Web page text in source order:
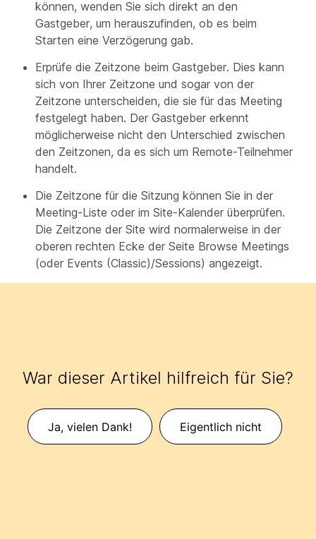
können, wenden Sie sich direkt an den
Gastgeber, um herauszufinden, ob es beim
Starten eine Verzögerung gab.
Erprüfe die Zeitzone beim Gastgeber. Dies kann
sich von Ihrer Zeitzone und sogar von der
Zeitzone unterscheiden, die sie für das Meeting
festgelegt haben. Der Gastgeber erkennt
möglicherweise nicht den Unterschied zwischen
den Zeitzonen, da es sich um Remote-Teilnehmer
handelt.
Die Zeitzone für die Sitzung können Sie in der
Meeting-Liste oder im Site-Kalender überprüfen.
Die Zeitzone der Site wird normalerweise in der
oberen rechten Ecke der Seite Browse Meetings
(oder Events (Classic)/Sessions) angezeigt.
War dieser Artikel hilfreich für Sie?
Ja, vielen Dank! Eigentlich nicht